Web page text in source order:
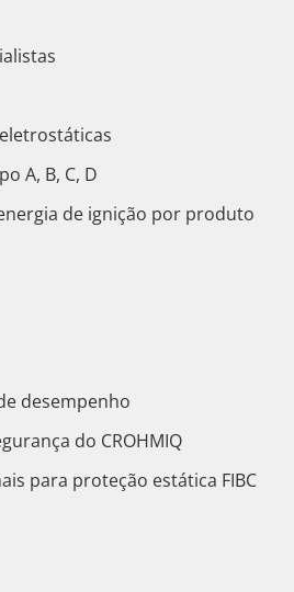
A, B, C, D
de ignição por produto
desempenho
do CROHMIQ
para proteção estática FIBC